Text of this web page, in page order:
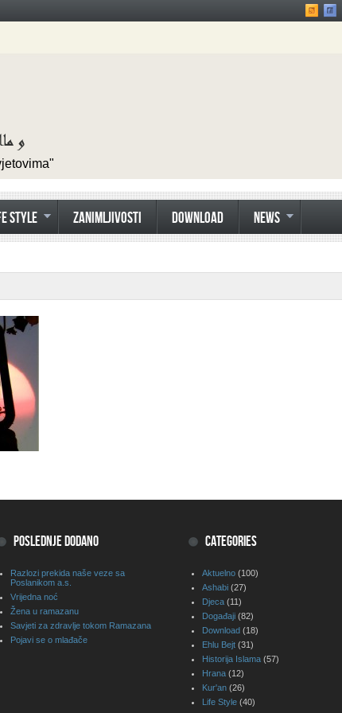
STYLE ZANIMLJIVOSTI DOWNLOAD NEWS
POSLEDNJE DODANO
Razlozi prekida naše veze sa
Poslanikom a.s.
Vrijedna noć
Žena u ramazanu
Savjeti za zdravlje tokom Ramazana
Pojavi se o mlađače
CATEGORIES
Aktuelno (100)
Ashabi (27)
Djeca (11)
Događaji (82)
Download (18)
Ehlu Bejt (31)
Historija Islama (57)
Hrana (12)
Kur'an (26)
Life Style (40)